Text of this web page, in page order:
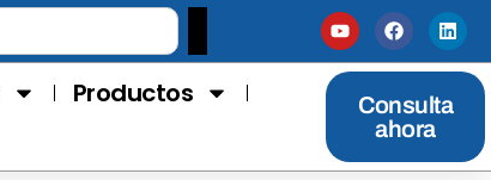
Productos
Consulta
ahora